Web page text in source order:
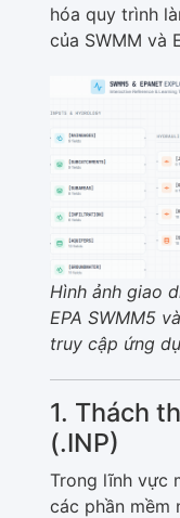
hóa quy trình
của SWMM và
Hình ảnh giao
EPA SWMM5
truy cập ứng
1. Thách
(.INP)
Trong lĩnh vực
các phần mềm